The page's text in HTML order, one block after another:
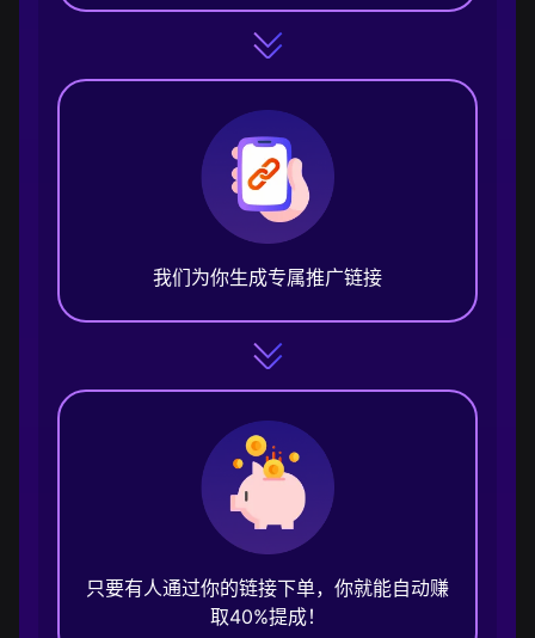
我们为你生成专属推广链接
只要有人通过你的链接下单，你就能自动赚
取40%提成！